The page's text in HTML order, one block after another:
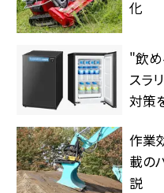
化
"飲め
スラ
対策
作業
載の
説